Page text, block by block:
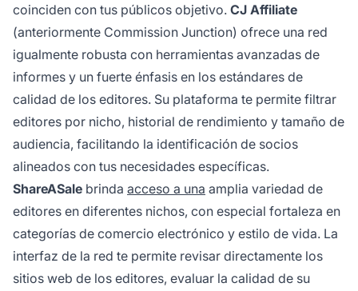
coinciden con tus públicos objetivo. CJ Affiliate
(anteriormente Commission Junction) ofrece una red
igualmente robusta con herramientas avanzadas de
informes y un fuerte énfasis en los estándares de
calidad de los editores. Su plataforma te permite filtrar
editores por nicho, historial de rendimiento y tamaño de
audiencia, facilitando la identificación de socios
alineados con tus necesidades específicas.
ShareASale brinda acceso a una amplia variedad de
editores en diferentes nichos, con especial fortaleza en
categorías de comercio electrónico y estilo de vida. La
interfaz de la red te permite revisar directamente los
sitios web de los editores, evaluar la calidad de su